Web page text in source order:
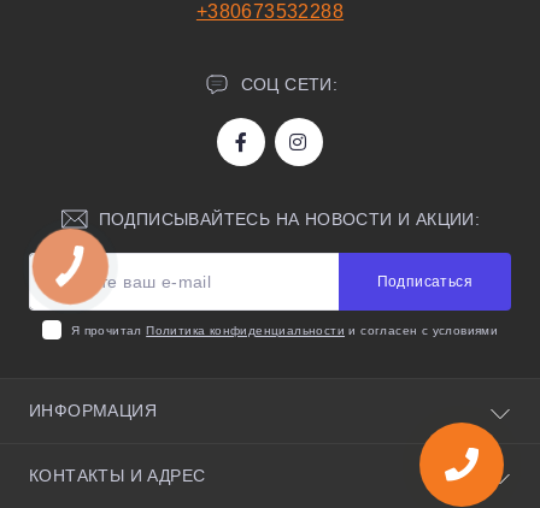
+380673532288
СОЦ СЕТИ:
ПОДПИСЫВАЙТЕСЬ НА НОВОСТИ И АКЦИИ:
Подписаться
Я прочиталПолитика конфиденциальности и согласен с условиями
ИНФОРМАЦИЯ
Полезные советы
КОНТАКТЫ И АДРЕС